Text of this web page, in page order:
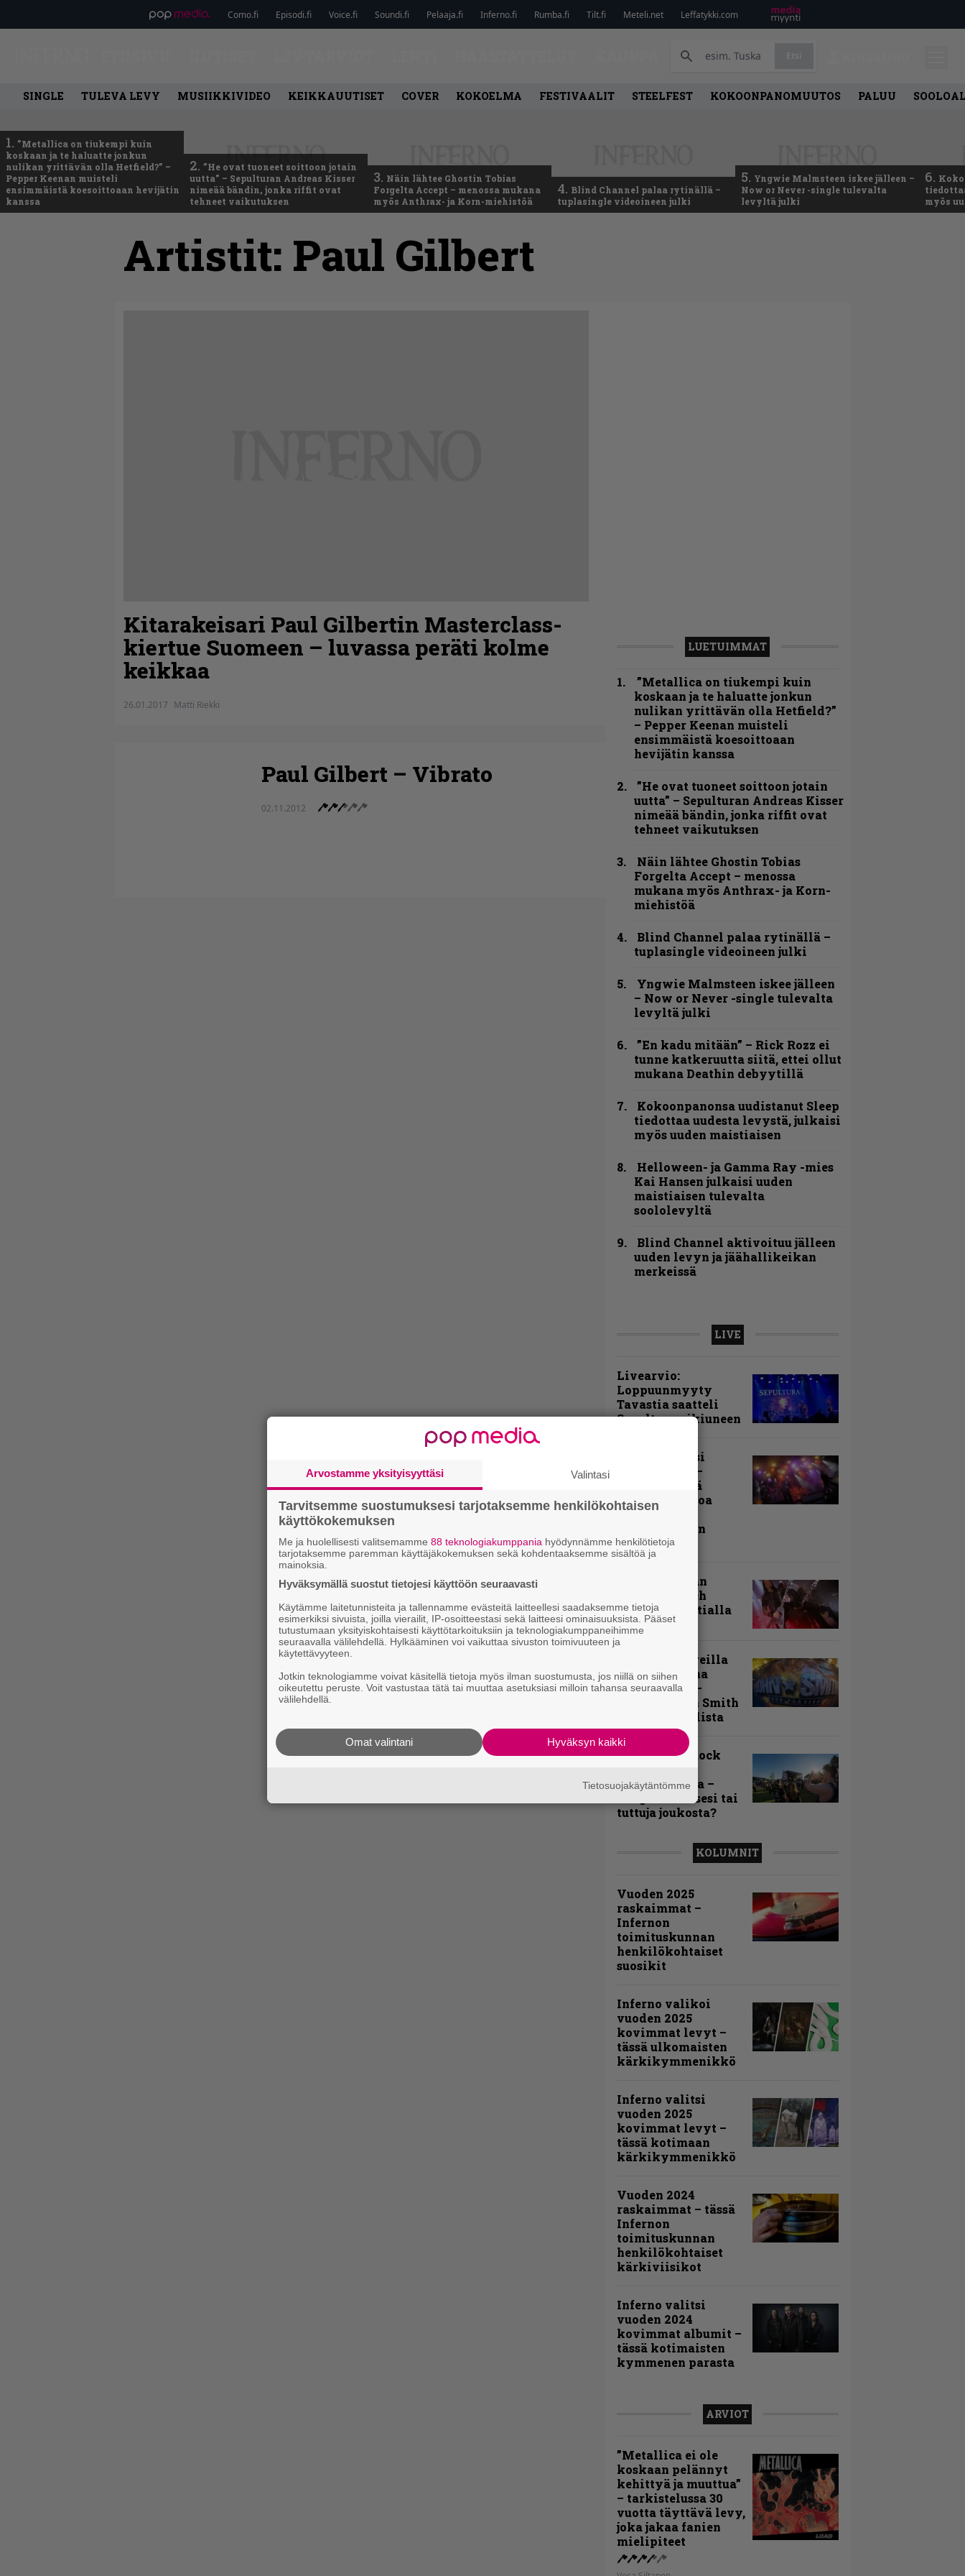
Como.fi Episodi.fi Voice.fi Soundi.fi Pelaaja.fi Inferno.fi Rumba.fi Tilt.fi Meteli.net Leffatykki.com
SINGLE TULEVA LEVY MUSIIKKIVIDEO KEIKKAUUTISET COVER KOKOELMA FESTIVAALIT STEELFEST KOKOONPANOMUUTOS PALUU
1. ”Metallica on tiukempi kuin
koskaan ja te haluatte jonkun
nulikan yrittävän olla Hetfield?” –
Pepper Keenan muisteli
ensimmäistä koesoittoaan hevijätin
kanssa
2. ”He ovat tuoneet soittoon jotain
uutta” – Sepulturan Andreas Kisser
nimeää bändin, jonka riffit ovat
tehneet vaikutuksen
3. Näin lähtee Ghostin Tobias
Forgelta Accept – menossa mukana
myös Anthrax- ja Korn-miehistöä
4. Blind Channel palaa rytinällä –
tuplasingle videoineen julki
5. Yngwie Malmsteen iskee jälleen –
Now or Never -single tulevalta
levyltä julki
6.
myös
Artistit: Paul Gilbert
Kitarakeisari Paul Gilbertin Masterclass-
kiertue Suomeen – luvassa peräti kolme
keikkaa
26.01.2017 Matti Riekki
Paul Gilbert – Vibrato
02.11.2012
LUETUIMMAT
”Metallica on tiukempi kuin
koskaan ja te haluatte jonkun
nulikan yrittävän olla Hetfield?”
– Pepper Keenan muisteli
ensimmäistä koesoittoaan
hevijätin kanssa
”He ovat tuoneet soittoon jotain
uutta” – Sepulturan Andreas Kisser
nimeää bändin, jonka riffit ovat
tehneet vaikutuksen
Näin lähtee Ghostin Tobias
Forgelta Accept – menossa
mukana myös Anthrax- ja Korn-
miehistöä
Blind Channel palaa rytinällä –
tuplasingle videoineen julki
Yngwie Malmsteen iskee jälleen
– Now or Never -single tulevalta
levyltä julki
”En kadu mitään” – Rick Rozz ei
tunne katkeruutta siitä, ettei ollut
mukana Deathin debyytillä
Kokoonpanonsa uudistanut Sleep
tiedottaa uudesta levystä, julkaisi
myös uuden maistiaisen
Helloween- ja Gamma Ray -mies
Kai Hansen julkaisi uuden
maistiaisen tulevalta
soololevyltä
Blind Channel aktivoituu jälleen
uuden levyn ja jäähallikeikan
merkeissä
LIVE
Livearvio:
Loppuunmyyty
Tavastia saatteli
Sepulturan ikiuneen
Rokki Raikasi
Tampereella –
Infernon neljä
väkevää nostoa
festarin
kakkospäivän
esityksistä
Paluu vanhaan
liittoon – Arch
Enemy Tavastialla
”Näillä festareilla
kaikki on aina
kohdallaan” –
raportti John Smith
Rock Festivalista
John Smith Rock
yleisögalleria –
bongaatko itsesi tai
tuttuja joukosta?
KOLUMNIT
Vuoden 2025
raskaimmat –
Infernon
toimituskunnan
henkilökohtaiset
suosikit
Inferno valikoi
vuoden 2025
kovimmat levyt –
tässä ulkomaisten
kärkikymmenikkö
Inferno valitsi
vuoden 2025
kovimmat levyt –
tässä kotimaan
kärkikymmenikkö
Vuoden 2024
raskaimmat – tässä
Infernon
toimituskunnan
henkilökohtaiset
kärkiviisikot
Inferno valitsi
vuoden 2024
kovimmat albumit –
tässä kotimaisten
kymmenen parasta
ARVIOT
”Metallica ei ole
koskaan pelännyt
kehittyä ja muuttua”
– tarkistelussa 30
vuotta täyttävä levy,
joka jakaa fanien
mielipiteet
Arvostamme yksityisyyttäsi Valintasi
Tarvitsemme suostumuksesi tarjotaksemme henkilökohtaisen
käyttökokemuksen
Me ja huolellisesti valitsemamme 88 teknologiakumppania hyödynnämme henkilötietoja
tarjotaksemme paremman käyttäjäkokemuksen sekä kohdentaaksemme sisältöä ja
mainoksia.
Hyväksymällä suostut tietojesi käyttöön seuraavasti
Käytämme laitetunnisteita ja tallennamme evästeitä laitteellesi saadaksemme tietoja
esimerkiksi sivuista, joilla vierailit, IP-osoitteestasi sekä laitteesi ominaisuuksista. Pääset
tutustumaan yksityiskohtaisesti käyttötarkoituksiin ja teknologiakumppaneihimme
seuraavalla välilehdellä. Hylkääminen voi vaikuttaa sivuston toimivuuteen ja
käytettävyyteen.
Jotkin teknologiamme voivat käsitellä tietoja myös ilman suostumusta, jos niillä on siihen
oikeutettu peruste. Voit vastustaa tätä tai muuttaa asetuksiasi milloin tahansa seuraavalla
välilehdellä.
Hyväksyn kaikki
Omat valintani
Tietosuojakäytäntömme